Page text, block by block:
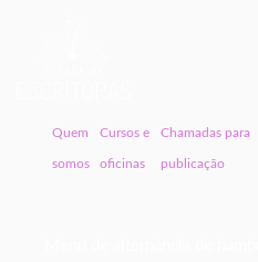
Quem
somos
Cursos e
oficinas
Chamadas para
publicação